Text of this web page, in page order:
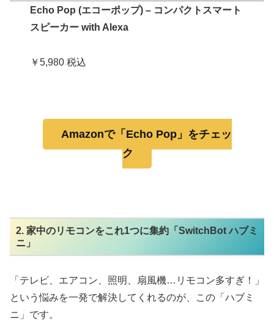
Echo Pop (エコーポップ) – コンパクトスマート
スピーカー with Alexa
￥5,980 税込
Amazonで「Echo Pop」をチェッ
ク
2. 家中のリモコンをこれ1つに集約「SwitchBot ハブミ
ニ」
「テレビ、エアコン、照明、扇風機…リモコン多すぎ！」
という悩みを一発で解決してくれるのが、この「ハブミ
ニ」です。